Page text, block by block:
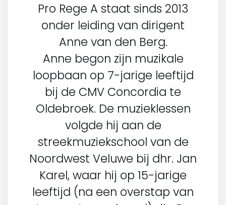
Pro Rege A staat sinds 2013
onder leiding van dirigent
Anne van den Berg.
Anne begon zijn muzikale
loopbaan op 7-jarige leeftijd
bij de CMV Concordia te
Oldebroek. De muzieklessen
volgde hij aan de
streekmuziekschool van de
Noordwest Veluwe bij dhr. Jan
Karel, waar hij op 15-jarige
leeftijd (na een overstap van